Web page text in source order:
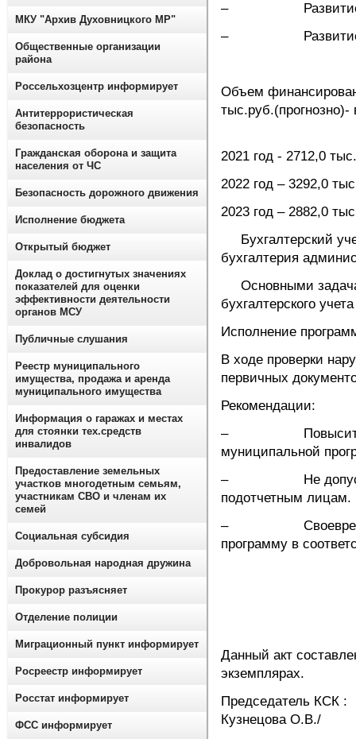
– Развитие
– Развитие
Объем
2021 год - 2712,0
2022 год – 3292,0
2023 год –
Бухгалтерский
бухгалтерия
Основными
бухгалтерского
Исполнение
В ходе проверки
первичных
Рекомендации:
– Повысить
муниципальной
– Не допускать
подотчетным лицам.
– Своевременно
программу в
Данный акт
Кузнецова О.В./
МКУ "Архив Духовницкого МР"
Общественные организации
района
Россельхозцентр информирует
Антитеррористическая
безопасность
Гражданская оборона и защита
населения от ЧС
Безопасность дорожного движения
Исполнение бюджета
Открытый бюджет
Доклад о достигнутых значениях
показателей для оценки
эффективности деятельности
органов МСУ
Публичные слушания
Реестр муниципального
имущества, продажа и аренда
муниципального имущества
Информация о гаражах и местах
для стоянки тех.средств
инвалидов
Предоставление земельных
участков многодетным семьям,
участникам СВО и членам их
семей
Социальная субсидия
Добровольная народная дружина
Прокурор разъясняет
Отделение полиции
Миграционный пункт информирует
Росреестр информирует
Росстат информирует
ФСС информирует